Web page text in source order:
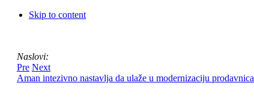
Skip to content
Naslovi:
Pre Next
Aman intezivno nastavlja da ulaže u modernizaciju prodavnica